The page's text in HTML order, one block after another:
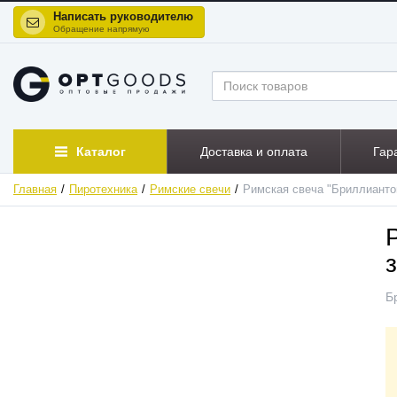
Написать руководителю
Обращение напрямую
Каталог Доставка и оплата
Главная Пиротехника Римские свечи Римская свеча